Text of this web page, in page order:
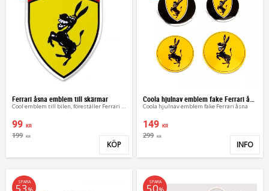
Ferrari åsna emblem till skärmar
Cool emblem till bilen, föreställer Ferrari med åsna
99 KR
199 KR
Lägg till i favoriter
KÖP
Coola hjulnav emblem fake Ferrari åsna
149 KR
299 KR
INFO
SPARA
53 SPARA
50